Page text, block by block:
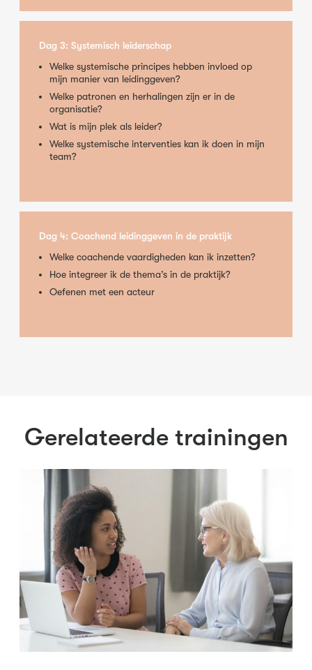
Dag 3: Systemisch leiderschap
Welke systemische principes hebben invloed op
mijn manier van leidinggeven?
Welke patronen en herhalingen zijn er in de
organisatie?
Wat is mijn plek als leider?
Welke systemische interventies kan ik doen in mijn
team?
Dag 4: Coachend leidinggeven in de praktijk
Welke coachende vaardigheden kan ik inzetten?
Hoe integreer ik de thema’s in de praktijk?
Oefenen met een acteur
Gerelateerde trainingen